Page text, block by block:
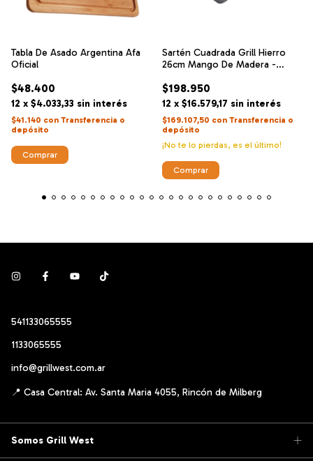
Tabla De Asado Argentina Afa
Oficial
$48.400
12 x $4.033,33 sin interés
$41.140 con Transferencia o
depósito
Sartén Cuadrada Grill Hierro
26cm Mango De Madera -
$198.950
12 x $16.579,17 sin interés
$169.107,50 con Transferencia o
depósito
¡No te lo pierdas, es el último!
541133065555
1133065555
info@grillwest.com.ar
Somos Grill West